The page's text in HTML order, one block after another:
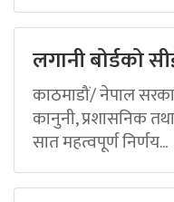
लगानी बोर्डको
काठमाडौं/ नेपाल
कानुनी, प्रशासनिक
सात महत्वपूर्ण निर्णय...